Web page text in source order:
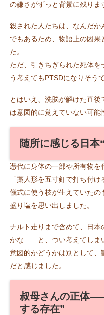
の嫌さがずっと背景に残りま
殺された人たちは、なんだ
でもあるため、物語上の因
た。
ただ、引きちぎられた死体
う考えてもPTSDになりそうで
とはいえ、洗脳が解けた直
は意図的に覚えていない可能
随所に感じる日本
憑代に身体の一部や所有物
「藁人形を五寸釘で打ち付
儀式に使う枝が生えていたの
盛り塩を思い出しました。
ナルト走りまで含めて、日
かな……と、つい考えてしま
意図的かどうかは別として、
だと感じました。
叔母さんの正体
する存在”